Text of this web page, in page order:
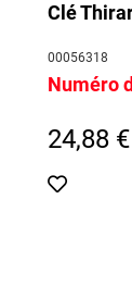
Clé
00056318
Numéro
24,88 €